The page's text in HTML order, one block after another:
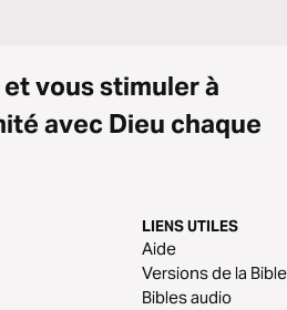
vous stimuler à
avec Dieu chaque
LIENS UTILES
Aide
Versions de la Bible
Bibles audio